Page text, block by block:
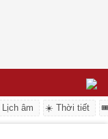
Lịch âm ☀️ Thời tiết